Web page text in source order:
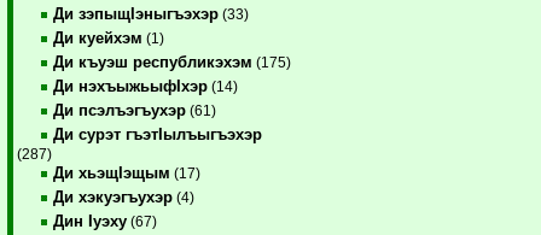
Ди зэпыщIэныгъэхэр (33)
Ди куейхэм (1)
Ди къуэш республикэхэм (175)
Ди нэхъыжьыфIхэр (14)
Ди псэлъэгъухэр (61)
Ди сурэт гъэтIылъыгъэхэр
(287)
Ди хьэщIэщым (17)
Ди хэкуэгъухэр (4)
Дин Iуэху (67)